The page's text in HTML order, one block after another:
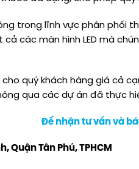
trong lĩnh vực phân phối
các màn hình LED mà
quý khách hàng giá cả
qua các dự án đã thực
Để nhận tư vấn và
Quận Tân Phú, TPHCM